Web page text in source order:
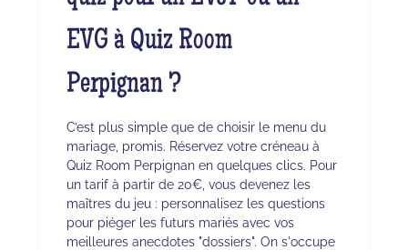
EVG à Quiz Room
Perpignan ?
C’est plus simple que de choisir le menu du
mariage, promis. Réservez votre créneau à
Quiz Room Perpignan en quelques clics. Pour
un tarif à partir de 20€, vous devenez les
maîtres du jeu : personnalisez les questions
pour piéger les futurs mariés avec vos
meilleures anecdotes "dossiers". On s'occupe